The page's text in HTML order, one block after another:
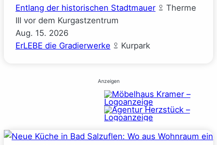
Entlang der historischen Stadtmauer
Therme
III vor dem Kurgastzentrum
Aug. 15. 2026
ErLEBE die Gradierwerke
Kurpark
Anzeigen